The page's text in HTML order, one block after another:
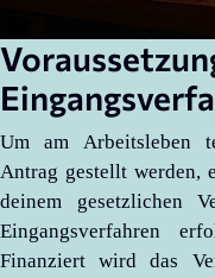
Um am Arbeitsleben
Antrag gestellt werden,
deinem gesetzlichen
Eingangsverfahren
Finanziert wird das